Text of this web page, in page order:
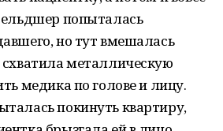
попыталась
но тут вмешалась
металлическую
медика по голове и лицу.
покинуть квартиру,